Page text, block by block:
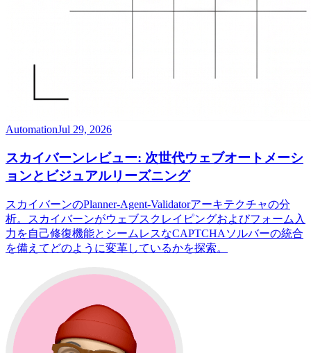
AutomationJul 29, 2026
スカイバーンレビュー: 次世代ウェブオートメーシ
ョンとビジュアルリーズニング
スカイバーンのPlanner-Agent-Validatorアーキテクチャの分
析。スカイバーンがウェブスクレイピングおよびフォーム入
力を自己修復機能とシームレスなCAPTCHAソルバーの統合
を備えてどのように変革しているかを探索。